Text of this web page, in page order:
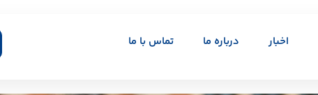
اخبار درباره ما تماس با ما